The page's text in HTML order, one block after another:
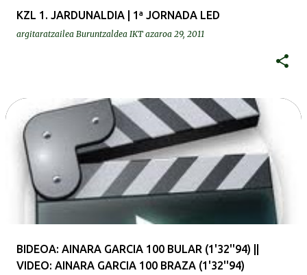
KZL 1. JARDUNALDIA | 1ª JORNADA LED
argitaratzailea Buruntzaldea IKT azaroa 29, 2011
BIDEOA: AINARA GARCIA 100 BULAR (1'32''94) ||
VIDEO: AINARA GARCIA 100 BRAZA (1'32''94)